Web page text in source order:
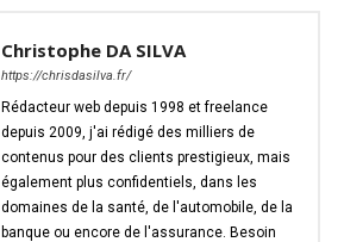
Christophe DA SILVA
https://chrisdasilva.fr/
Rédacteur web depuis 1998 et freelance
depuis 2009, j'ai rédigé des milliers de
contenus pour des clients prestigieux, mais
également plus confidentiels, dans les
domaines de la santé, de l'automobile, de la
banque ou encore de l'assurance. Besoin